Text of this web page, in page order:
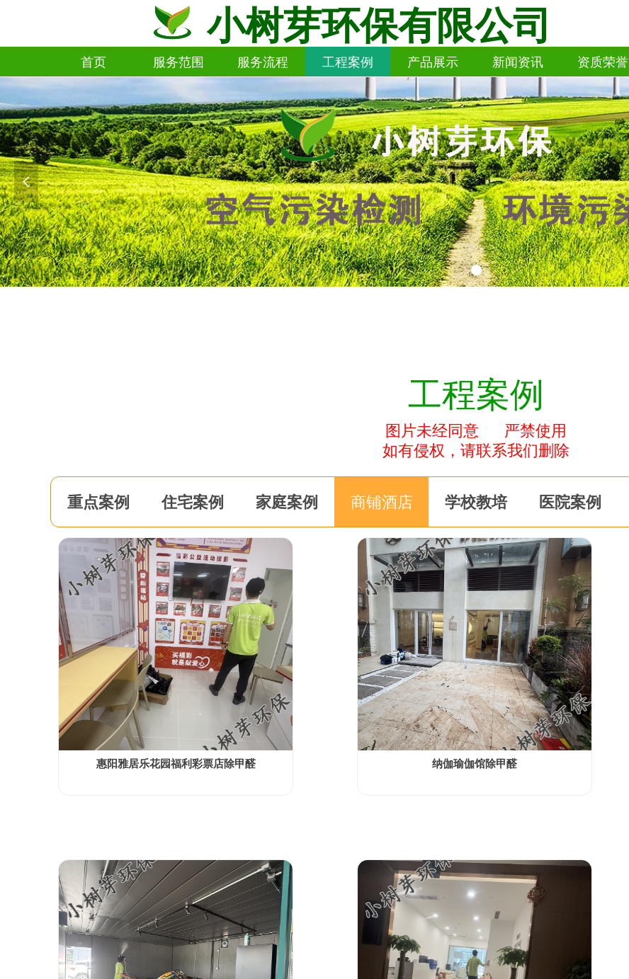
首页 服务范围
服务范围
服务流程
服务流程
工程案例
工程案例
产品展示
产品展示
新闻资讯
新闻资讯
资质荣誉
资质荣誉
小树芽环保有限公司
工程案例
惠阳雅居乐花园福利彩票店除甲醛 纳伽瑜伽馆除甲醛
넳
图片未经同意 严禁使用
如有侵权，请联系我们删除
重点案例 住宅案例 家庭案例 商铺酒店 学校教培 医院案例